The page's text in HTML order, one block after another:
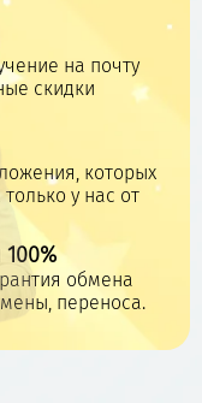
на почту
скидки
которых
у нас от
обмена
переноса.